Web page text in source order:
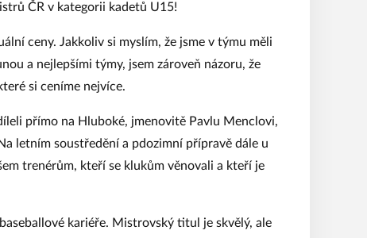
ČR v kategorii kadetů U15!
ceny. Jakkoliv si myslím, že jsme v týmu měli
a nejlepšími týmy, jsem zároveň názoru, že
si ceníme nejvíce.
přímo na Hluboké, jmenovitě Pavlu Menclovi,
letním soustředění a pdozimní přípravě dále u
trenérům, kteří se klukům věnovali a kteří je
kariéře. Mistrovský titul je skvělý, ale